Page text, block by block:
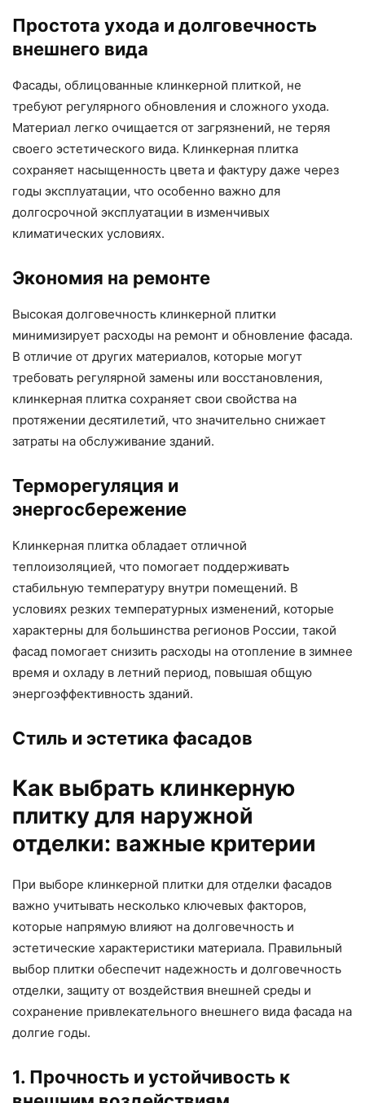
Простота ухода и долговечность
внешнего вида
Фасады, облицованные клинкерной плиткой, не
требуют регулярного обновления и сложного ухода.
Материал легко очищается от загрязнений, не теряя
своего эстетического вида. Клинкерная плитка
сохраняет насыщенность цвета и фактуру даже через
годы эксплуатации, что особенно важно для
долгосрочной эксплуатации в изменчивых
климатических условиях.
Экономия на ремонте
Высокая долговечность клинкерной плитки
минимизирует расходы на ремонт и обновление фасада.
В отличие от других материалов, которые могут
требовать регулярной замены или восстановления,
клинкерная плитка сохраняет свои свойства на
протяжении десятилетий, что значительно снижает
затраты на обслуживание зданий.
Терморегуляция и
энергосбережение
Клинкерная плитка обладает отличной
теплоизоляцией, что помогает поддерживать
стабильную температуру внутри помещений. В
условиях резких температурных изменений, которые
характерны для большинства регионов России, такой
фасад помогает снизить расходы на отопление в зимнее
время и охладу в летний период, повышая общую
энергоэффективность зданий.
Стиль и эстетика фасадов
Как выбрать клинкерную
плитку для наружной
отделки: важные критерии
При выборе клинкерной плитки для отделки фасадов
важно учитывать несколько ключевых факторов,
которые напрямую влияют на долговечность и
эстетические характеристики материала. Правильный
выбор плитки обеспечит надежность и долговечность
отделки, защиту от воздействия внешней среды и
сохранение привлекательного внешнего вида фасада на
долгие годы.
1. Прочность и устойчивость к